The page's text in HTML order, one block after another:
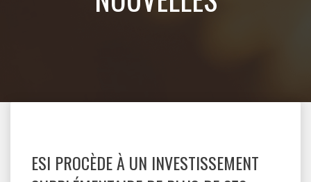
ESI PROCÈDE À UN INVESTISSEMENT